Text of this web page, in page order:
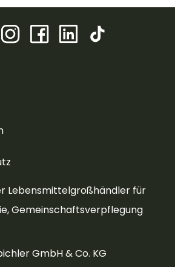
Lebensmittelgroßhändler für
Gemeinschaftsverpflegung
GmbH & Co. KG